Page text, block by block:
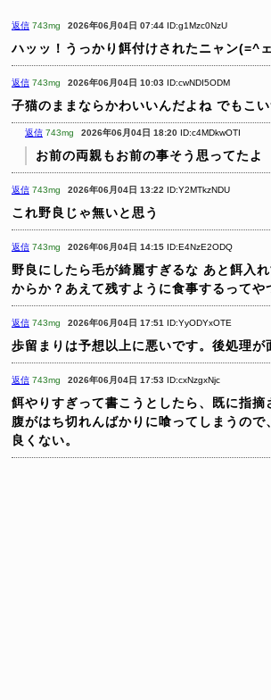
返信 743mg 2026年06月04日 07:44 ID:g1Mzc0NzU
ハッッ！うっかり餌付けされたニャン(=^
返信 743mg 2026年06月04日 10:03 ID:cwNDI5ODM
子猫のままならかわいいんだよね でもこ
返信 743mg 2026年06月04日 18:20 ID:c4MDkwOTI
お前の両親もお前の事そう思ってたよ
返信 743mg 2026年06月04日 13:22 ID:Y2MTkzNDU
これ野良じゃ無いと思う
返信 743mg 2026年06月04日 14:15 ID:E4NzE2ODQ
野良にしたら毛が綺麗すぎるな あと餌入
からか？あえて残すように食事するってや
返信 743mg 2026年06月04日 17:51 ID:YyODYxOTE
歩留まりは予想以上に悪いです。後処理が
返信 743mg 2026年06月04日 17:53 ID:cxNzgxNjc
餌やりすぎって書こうとしたら、既に指摘
腹がはち切れんばかりに喰ってしまうので
良くない。